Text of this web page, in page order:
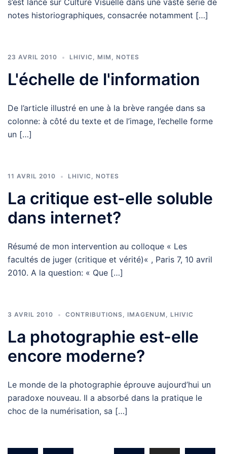
s’est lancé sur Culture Visuelle dans une vaste série de
notes historiographiques, consacrée notamment […]
23 AVRIL 2010 LHIVIC , MIM , NOTES
L'échelle de l'information
De l’article illustré en une à la brève rangée dans sa
colonne: à côté du texte et de l’image, l’echelle forme
un […]
11 AVRIL 2010 LHIVIC , NOTES
La critique est-elle soluble
dans internet?
Résumé de mon intervention au colloque « Les
facultés de juger (critique et vérité)« , Paris 7, 10 avril
2010. A la question: « Que […]
3 AVRIL 2010 CONTRIBUTIONS, IMAGENUM , LHIVIC
La photographie est-elle
encore moderne?
Le monde de la photographie éprouve aujourd’hui un
paradoxe nouveau. Il a absorbé dans la pratique le
choc de la numérisation, sa […]